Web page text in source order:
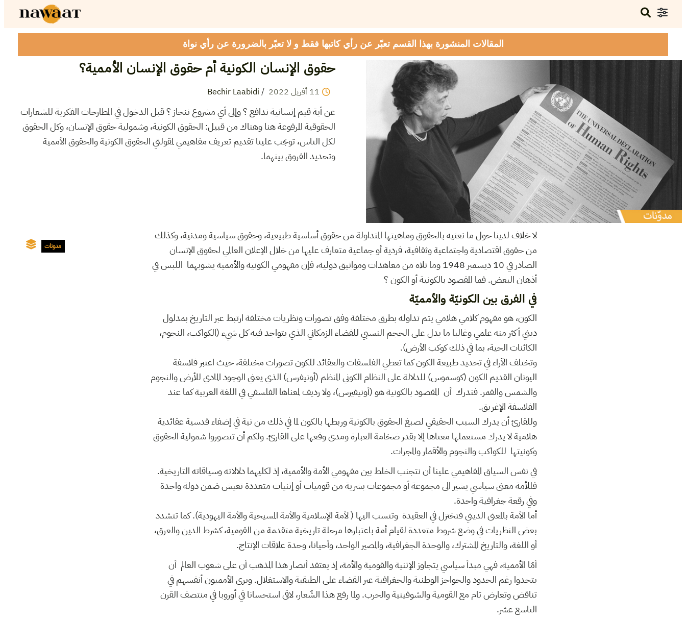
المقالات المنشورة بهذا القسم تعبّر عن رأي كاتبها فقط و لا تعبّر بالضرورة عن رأي نواة
حقوق الإنسان الكونية أم حقوق الإنسان الأممية؟
11 أفريل 2022
/
Bechir Laabidi
عن أية قيم إنسانية ندافع ؟ وإلى أي مشروع ننحاز ؟ قبل الدخول في المطارحات الفكرية للشعارات
الحقوقية المرفوعة هنا وهناك من قبيل: الحقوق الكونية، وشمولية حقوق الإنسان، وكل الحقوق
لكل الناس، توجّب علينا تقديم تعريف مفاهيمي لمقولتي الحقوق الكونية والحقوق الأممية
وتحديد الفروق بينهما.
مدونات
لا خلاف لدينا حول ما نعنيه بالحقوق وماهيتها المتداولة من حقوق أساسية طبيعية، وحقوق سياسية ومدنية، وكذلك
من حقوق اقتصادية واجتماعية وثقافية، فردية أو جماعية متعارف عليها من خلال الإعلان العالمي لحقوق الإنسان
الصادر في 10 ديسمبر 1948 وما تلاه من معاهدات ومواثيق دولية، فإن مفهومي الكونية والأممية يشوبهما اللبس في
أذهان البعض. فما المقصود بالكونية أو الكون ؟
في الفرق بين الكونيّة والأمميّة
الكون، هو مفهوم كلامي هلامي يتم تداوله بطرق مختلفة وفق تصورات ونظريات مختلفة ارتبط عبر التاريخ بمدلول
ديني أكثر منه علمي وغالبا ما يدل على الحجم النسبي للفضاء الزمكاني الذي يتواجد فيه كل شيء (الكواكب، النجوم،
الكائنات الحية، بما في ذلك كوكب الأرض).
وتختلف الآراء في تحديد طبيعة الكون كما تعطي الفلسفات والعقائد للكون تصورات مختلفة، حيث اعتبر فلاسفة
اليونان القديم الكون (كوسموس) للدلالة على النظام الكوني المنظم (أونيفرس) الذي يعني الوجود المادي للأرض والنجوم
والشمس والقمر. فندرك أن المقصود بالكونية هو (أونيفيرس)، ولا رديف لمعناها الفلسفي في اللغة العربية كما عند
الفلاسفة الإغريق.
وللقارئ أن يدرك السبب الحقيقي لصبغ الحقوق بالكونية وربطها بالكون لما في ذلك من نية في إضفاء قدسية عقائدية
هلامية لا يدرك مستعملها معناها إلا بقدر ضخامة العبارة ومدى وقعها على القارئ. ولكم أن تتصوروا شمولية الحقوق
وكونيتها للكواكب والنجوم والأقمار والمجرات.
في نفس السياق المفاهيمي علينا أن نتجنب الخلط بين مفهومي الأمة والأممية، إذ لكليهما دلالاته وسياقاته التاريخية.
فللأمة معنى سياسي يشير الى مجموعة أو مجموعات بشرية من قوميات أو إثنيات متعددة تعيش ضمن دولة واحدة
وفي رقعة جغرافية واحدة.
أما الأمة بالمعنى الديني فتختزل في العقيدة وتنسب اليها ( لأمة الإسلامية والأمة المسيحية والأمة اليهودية). كما تتشدد
بعض النظريات في وضع شروط متعددة لقيام أمة باعتبارها مرحلة تاريخية متقدمة من القومية، كشرط الدين والعرق،
أو اللغة، والتاريخ المشترك، والوحدة الجغرافية، والمصير الواحد، وأحيانا، وحدة علاقات الإنتاج.
أمّا الأممية، فهي مبدأ سياسي يتجاوز الإثنية والقومية والأمة، إذ يعتقد أنصار هذا المذهب أن على شعوب العالم أن
يتحدوا رغم الحدود والحواجز الوطنية والجغرافية عبر القضاء على الطبقية والاستغلال. ويرى الأمميون أنفسهم في
تناقض وتعارض تام مع القومية والشوفينية والحرب. ولما رفع هذا الشّعار، لاقى استحسانا في أوروبا في منتصف القرن
التاسع عشر.